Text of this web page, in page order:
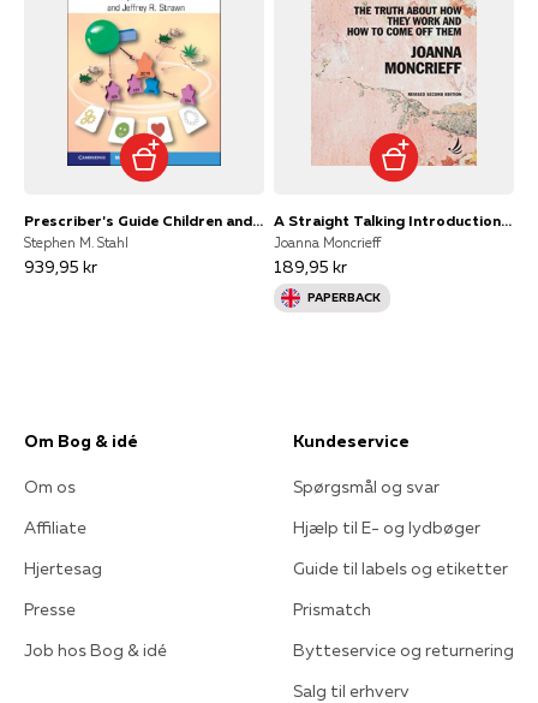
Prescriber's Guide Children and Adolescentsstahl's Essenti
Stephen M. Stahl
939,95 kr
A Straight Talking Introduction To Psychiatric Drugsthe Trut
Joanna Moncrieff
189,95 kr
PAPERBACK
Om Bog & idé
Om os
Affiliate
Hjertesag
Presse
Job hos Bog & idé
Kundeservice
Spørgsmål og svar
Hjælp til E- og lydbøger
Guide til labels og etiketter
Prismatch
Bytteservice og returnering
Salg til erhverv